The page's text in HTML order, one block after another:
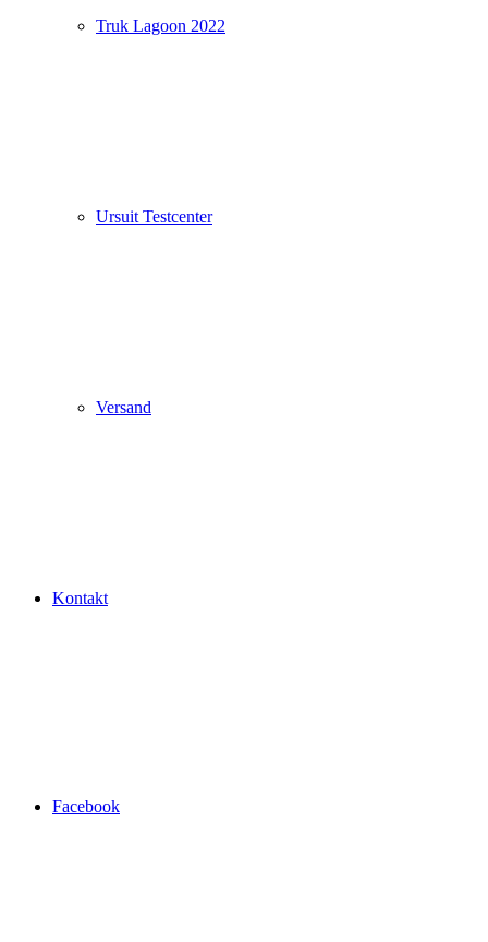
Truk Lagoon 2022
Ursuit Testcenter
Versand
Kontakt
Facebook